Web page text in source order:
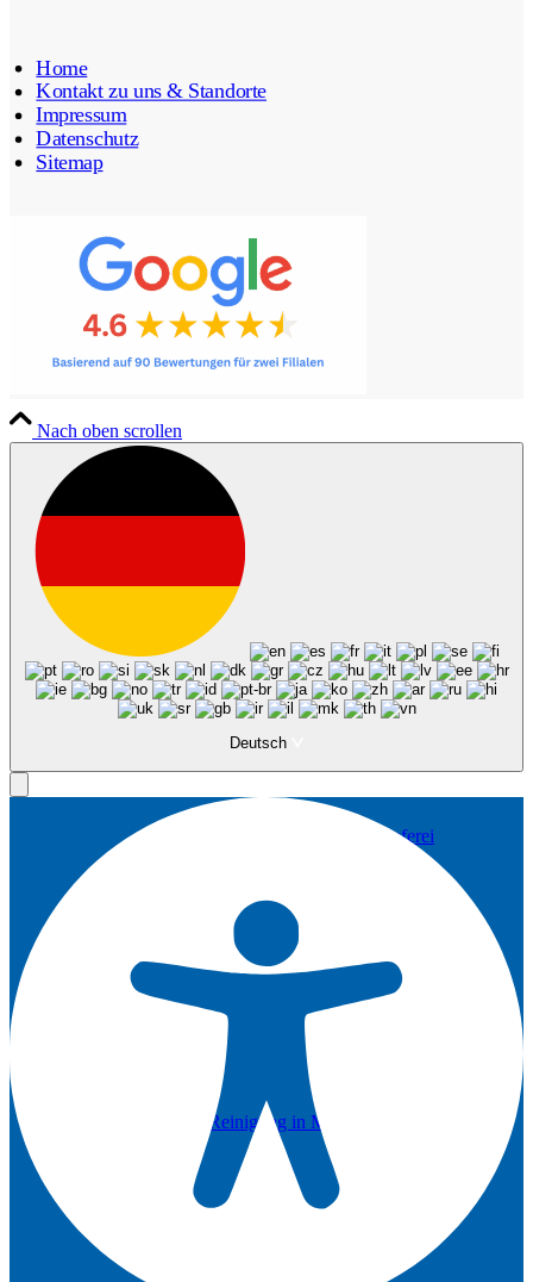
Leistungen Privatkunden
Änderungsschneiderei/Kunststopferei
Anzug Reinigung in München
Home
Kontakt zu uns & Standorte
Impressum
Datenschutz
Sitemap
Nach oben scrollen
Deutsch